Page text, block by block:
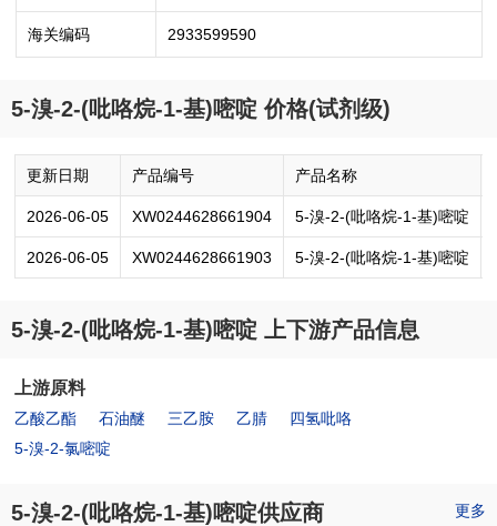
海关编码 2933599590
5-溴-2-(吡咯烷-1-基)嘧啶 价格(试剂级)
更新日期 产品编号 产品名称
2026-06-05 XW0244628661904 5-溴-2-(吡咯烷-1-基)嘧啶
2026-06-05 XW0244628661903 5-溴-2-(吡咯烷-1-基)嘧啶
5-溴-2-(吡咯烷-1-基)嘧啶 上下游产品信息
上游原料
乙酸乙酯 石油醚 三乙胺 乙腈
四氢吡咯
5-溴-2-氯嘧啶
5-溴-2-(吡咯烷-1-基)嘧啶供应商 更多